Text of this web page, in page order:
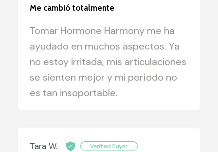
Me cambió totalmente
Tomar Hormone Harmony me ha
ayudado en muchos aspectos. Ya
no estoy irritada, mis articulaciones
se sienten mejor y mi período no
es tan insoportable.
Tara W.